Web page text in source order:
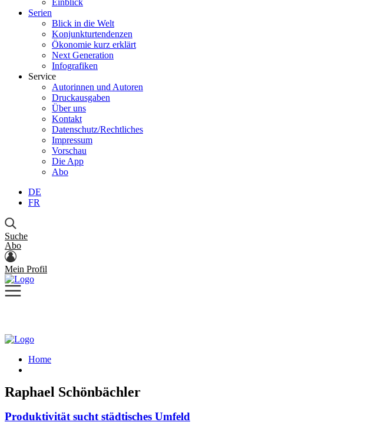
Einblick
Serien
Blick in die Welt
Konjunkturtendenzen
Ökonomie kurz erklärt
Next Generation
Infografiken
Service
Autorinnen und Autoren
Druckausgaben
Über uns
Kontakt
Datenschutz/Rechtliches
Impressum
Vorschau
Die App
Abo
DE
FR
Suche
Abo
Mein Profil
Home
Raphael Schönbächler
Produktivität sucht städtisches Umfeld